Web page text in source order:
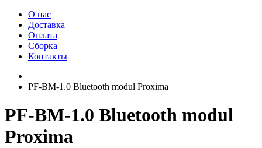
О нас
Доставка
Оплата
Сборка
Контакты
PF-BM-1.0 Bluetooth modul Proxima
PF-BM-1.0 Bluetooth modul
Proxima